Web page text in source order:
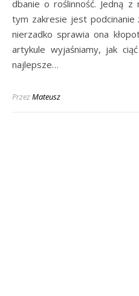
dbanie o roślinność. Jedną z
tym zakresie jest podcinanie
nierzadko sprawia ona
artykule wyjaśniamy, jak
najlepsze…
PrzezMateusz